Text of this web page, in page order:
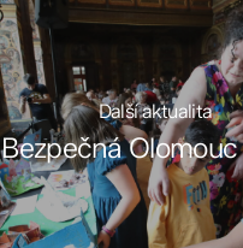
Další aktualita
Bezpečná